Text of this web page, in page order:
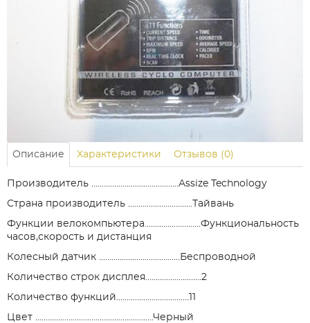
Описание Характеристики Отзывов (0)
Производитель ..........................................Assize Technology
Страна производитель ...............................Тайвань
Функции велокомпьютера...........................Функциональность
часов,скорость и дистанция
Колесный датчик .......................................Беспроводной
Количество строк дисплея...........................2
Количество функций...................................11
Цвет .........................................................Черный